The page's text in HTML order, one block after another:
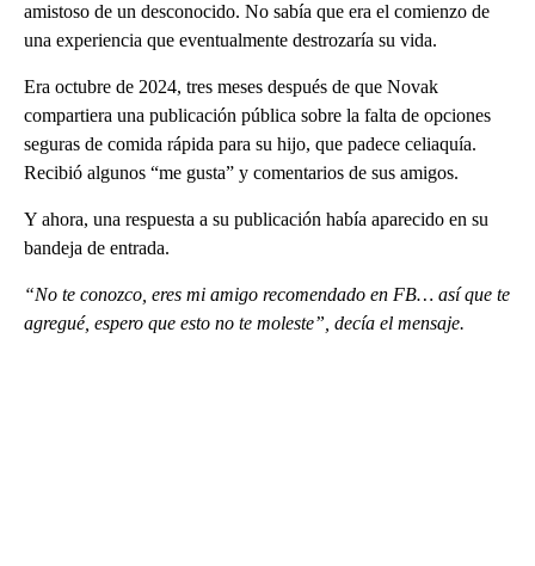
amistoso de un desconocido. No sabía que era el comienzo de
una experiencia que eventualmente destrozaría su vida.
Era octubre de 2024, tres meses después de que Novak
compartiera una publicación pública sobre la falta de opciones
seguras de comida rápida para su hijo, que padece celiaquía.
Recibió algunos “me gusta” y comentarios de sus amigos.
Y ahora, una respuesta a su publicación había aparecido en su
bandeja de entrada.
“No te conozco, eres mi amigo recomendado en FB… así que te
agregué, espero que esto no te moleste”, decía el mensaje.